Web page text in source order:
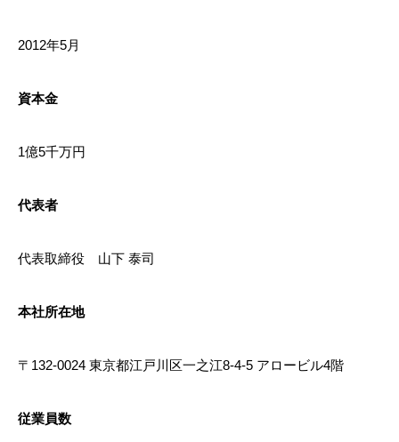
2012年5月
資本金
1億5千万円
代表者
代表取締役 山下 泰司
本社所在地
〒132-0024 東京都江戸川区一之江8-4-5 アロービル4階
従業員数